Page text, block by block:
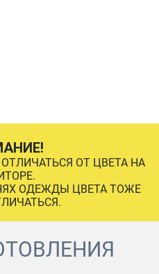
ОТ ЦВЕТА НА
ОДЕЖДЫ ЦВЕТА ТОЖЕ